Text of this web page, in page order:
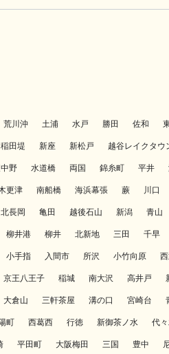
荒川沖 土浦 水戸 勝田 佐和
稲田堤 新座 新松戸 越谷レイクタウ
野 水道橋 両国 錦糸町 平井
更津 南船橋 海浜幕張 蕨 川口
北長岡 亀田 越後石山 新潟 青山
柳井港 柳井 北新地 三田 千早
小手指 入間市 所沢 小竹向原
京王八王子 稲城 南大沢 高井戸
大倉山 三軒茶屋 溝の口 宮崎台
町 西葛西 行徳 新御茶ノ水 代
平田町 大阪梅田 三国 豊中